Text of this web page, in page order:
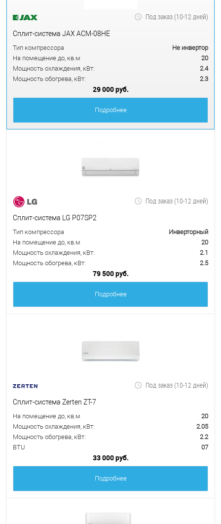
Под заказ (10-12 дней)
Сплит-система JAX ACM-08HE
Тип компрессора
Не инвертор
На помещение до, кв.м
20
Мощность охлаждения, кВт:
2.4
Мощность обогрева, кВт:
2.3
29 000 руб.
Подробнее
Под заказ (10-12 дней)
Сплит-система LG P07SP2
Тип компрессора
Инверторный
На помещение до, кв.м
20
Мощность охлаждения, кВт:
2.1
Мощность обогрева, кВт:
2.5
79 500 руб.
Подробнее
Под заказ (10-12 дней)
Сплит-система Zerten ZT-7
На помещение до, кв.м
20
Мощность охлаждения, кВт:
2.05
Мощность обогрева, кВт:
2.2
BTU
07
33 000 руб.
Подробнее